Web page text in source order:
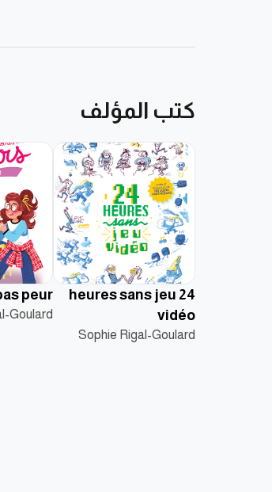
كتب المؤلف
24 heures sans jeu
vidéo
Sophie Rigal-Goulard
peur
Goulard